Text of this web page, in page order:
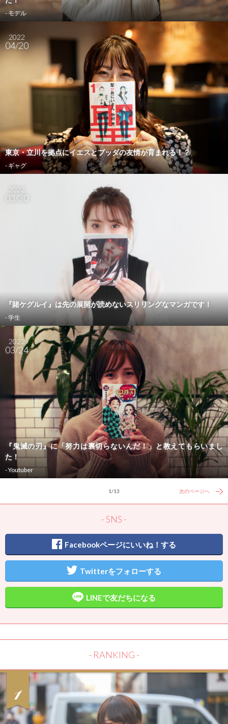
- モデル
2022
04/20
東京・立川を拠点にイエスとブッダの友情が育まれる！？
- ギャグ
2022
03/30
『賭ケグルイ』は先の展開が読めないスリリングなマンガです！
- 学生
2022
03/24
『鬼滅の刃』に「努力は裏切らないんだ！」と教えてもらいまし
た！
- Youtuber
1/13 次のページへ
- SNS -
Facebookページにいいね！する
Twitterをフォローする
LINEで友だちになる
- RANKING -